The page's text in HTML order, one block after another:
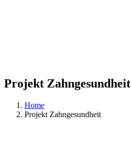
Projekt Zahngesundheit
Home
Projekt Zahngesundheit